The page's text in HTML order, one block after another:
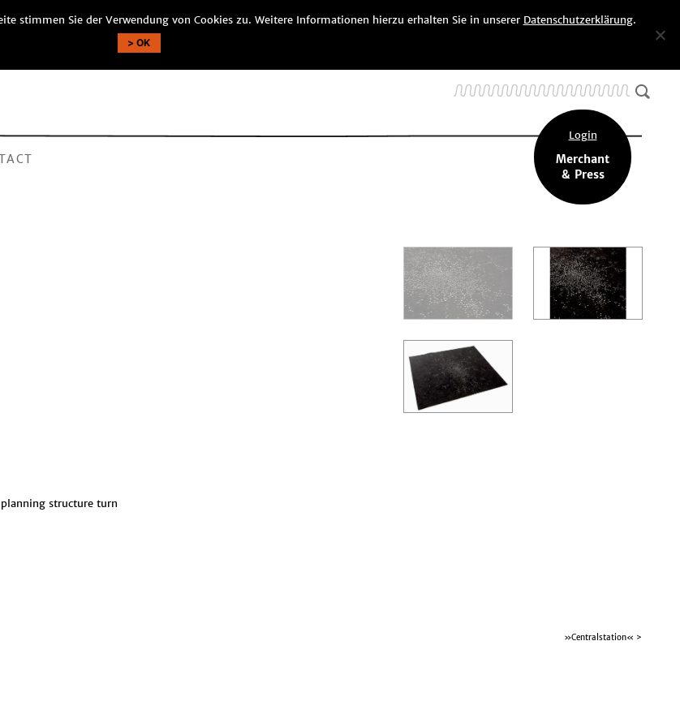
DE| EN
SEARCH
Login
Merchant
& Press
structure turn
»Centralstation« >
stimmen Sie der Verwendung von Cookies zu. Weitere Informationen hierzu erhalten Sie in unserer Datenschutzerklärung.
OK